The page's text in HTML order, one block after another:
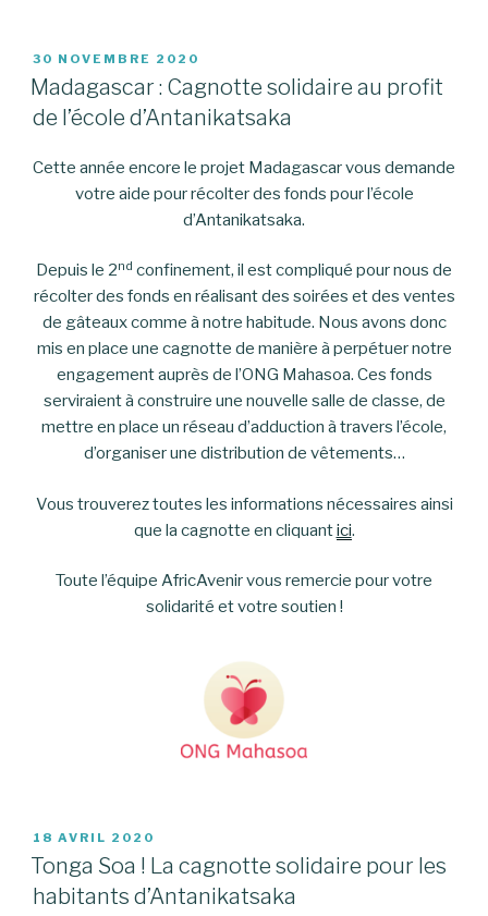
PUBLIÉ
LE
30 NOVEMBRE 2020
Madagascar : Cagnotte solidaire au profit
de l’école d’Antanikatsaka
Cette année encore le projet Madagascar vous demande
votre aide pour récolter des fonds pour l’école
d’Antanikatsaka.
Depuis le 2nd confinement, il est compliqué pour nous de
récolter des fonds en réalisant des soirées et des ventes
de gâteaux comme à notre habitude. Nous avons donc
mis en place une cagnotte de manière à perpétuer notre
engagement auprès de l’ONG Mahasoa. Ces fonds
serviraient à construire une nouvelle salle de classe, de
mettre en place un réseau d’adduction à travers l’école,
d’organiser une distribution de vêtements…
Vous trouverez toutes les informations nécessaires ainsi
que la cagnotte en cliquantici.
Toute l’équipe AfricAvenir vous remercie pour votre
solidarité et votre soutien !
PUBLIÉ
LE
18 AVRIL 2020
Tonga Soa ! La cagnotte solidaire pour les
habitants d’Antanikatsaka